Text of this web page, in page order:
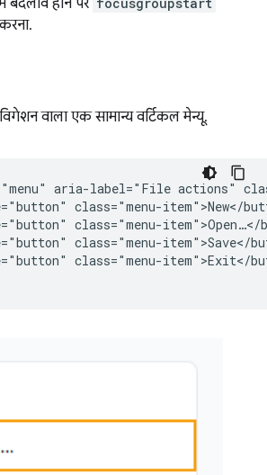
वाला एक सामान्य वर्टिकल मेन्यू.
aria-label="File actions"
class="menu-item">New</
class="menu-item">Open…</
class="menu-item">Save</
class="menu-item">Exit</